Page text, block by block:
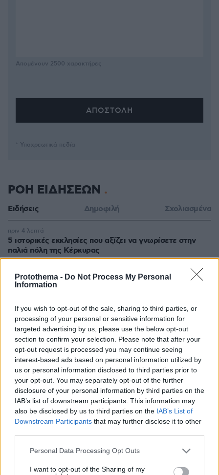
Protothema - Do Not Process My Personal
Information
If you wish to opt-out of the sale, sharing to third parties, or
processing of your personal or sensitive information for
targeted advertising by us, please use the below opt-out
section to confirm your selection. Please note that after your
opt-out request is processed you may continue seeing
interest-based ads based on personal information utilized by
us or personal information disclosed to third parties prior to
your opt-out. You may separately opt-out of the further
disclosure of your personal information by third parties on the
IAB’s list of downstream participants. This information may
also be disclosed by us to third parties on the IAB’s List of
Downstream Participants that may further disclose it to other
Please note that this website/app uses one or more Google
not limited to your visit or usage behaviour. You may click to
Personal Data Processing Opt Outs
I want to opt-out of the Sharing of my
Απομένουν 2500 χαρακτήρες
* Υποχρεωτικά πεδία
ΡΟΗ ΕΙΔΗΣΕΩΝ
Ειδήσεις Δημοφιλή Σχολιασμένα
5 ιστορικές εκκλησίες που αξίζει να γνωρίσετε στην
παλιά πόλη της Κέρκυρας
πριν 4 λεπτά
Το λάθος που μπορεί να σου χαλάσει τις διακοπές
έλεγε δημόσια ο Φάουτσι και άλλα ιδιωτικά, αρνήθηκε
100 φορές να απαντήσει στο Κογκρέσο
Ξεκινούν τα δοκιμαστικά δρομολόγια της επέκτασης
του Μετρό Θεσσαλονίκης προς την Καλαμαριά,
«ενθαρρυντικές οι πρώτες ενδείξεις» δηλώνει ο
Ταχιάος
πριν 16 λεπτά
ΠΑΟΚ - Άντερλεχτ 0-1 (ημίχρονο): Παλεύει για την
ισοφάριση ο «Δικέφαλος», έχασε πέναλτι ο Μιχαηλίδης,
LIVE UPDATE πριν 18 λεπτά
Για πάντα στη Ρεάλ Μαδρίτης ο Βινίσιους: Yπέγραψε